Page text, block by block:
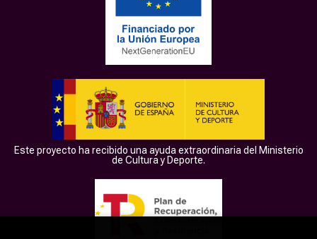
Este proyecto ha recibido una ayuda extraordinaria del Ministerio
de Cultura y Deporte.